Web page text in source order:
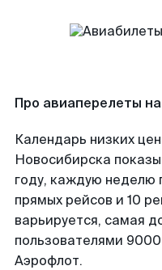
Про авиаперелеты
Календарь низких
Новосибирска
году, каждую неделю
прямых рейсов и 10
варьируется, самая
пользователями
Аэрофлот.